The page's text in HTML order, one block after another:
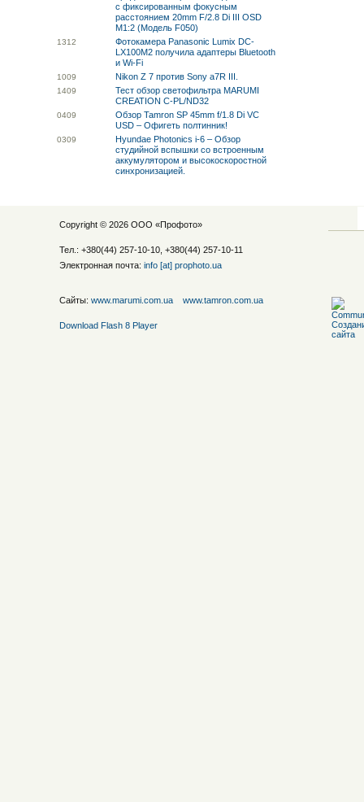
с фиксированным фокусным
расстоянием 20mm F/2.8 Di III OSD
M1:2 (Модель F050)
1312
Фотокамера Panasonic Lumix DC-
LX100M2 получила адаптеры Bluetooth
и Wi-Fi
1009 Nikon Z 7 против Sony a7R III.
1409
Тест обзор светофильтра MARUMI
CREATION C-PL/ND32
0409
Обзор Tamron SP 45mm f/1.8 Di VC
USD – Офигеть полтинник!
0309
Hyundae Photonics i-6 – Обзор
студийной вспышки со встроенным
аккумулятором и высокоскоростной
синхронизацией.
Copyright © 2026 ООО «Профото»
Тел.: +380(44) 257-10-10, +380(44) 257-10-11
Электронная почта: info [at] prophoto.ua
Сайты: www.marumi.com.ua www.tamron.com.ua
Download Flash 8 Player